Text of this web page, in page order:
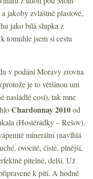
jakoby zvláštně plastové,
jako bílá slupka z
tomuhle jsem si cestu
v podání Moravy zrovna
je to většinou uni
nasládlé cosi), tak mne
Chardonnay 2010od
(Hostěrádky – Rešov).
minerální (navlhlá
ovocité, čisté, plnější,
pitelné, delší. Už
k pití. A hodně